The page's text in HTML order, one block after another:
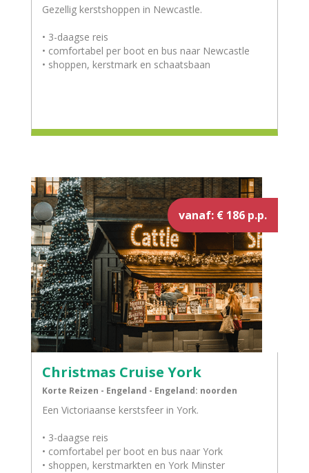
Gezellig kerstshoppen in Newcastle.
• 3-daagse reis
• comfortabel per boot en bus naar Newcastle
• shoppen, kerstmark en schaatsbaan
vanaf: € 186 p.p.
Christmas Cruise York
Korte Reizen - Engeland - Engeland: noorden
Een Victoriaanse kerstsfeer in York.
• 3-daagse reis
• comfortabel per boot en bus naar York
• shoppen, kerstmarkten en York Minster